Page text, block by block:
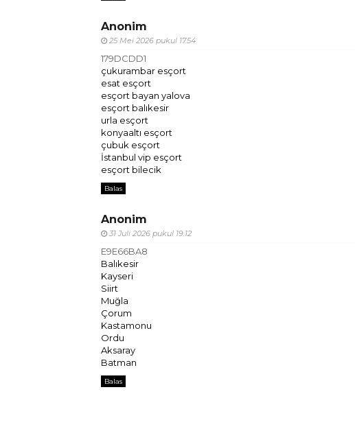
Anonim
25 Mei 2026 pukul 17.54
179DCDD1
çukurambar esçort
esat esçort
esçort bayan yalova
esçort balıkesir
urla esçort
konyaaltı esçort
çubuk esçort
İstanbul vip esçort
esçort bilecik
Balas
Anonim
31 Juli 2026 pukul 19.12
E9E66BA8
Balıkesir
Kayseri
Siirt
Muğla
Çorum
Kastamonu
Ordu
Aksaray
Batman
Balas